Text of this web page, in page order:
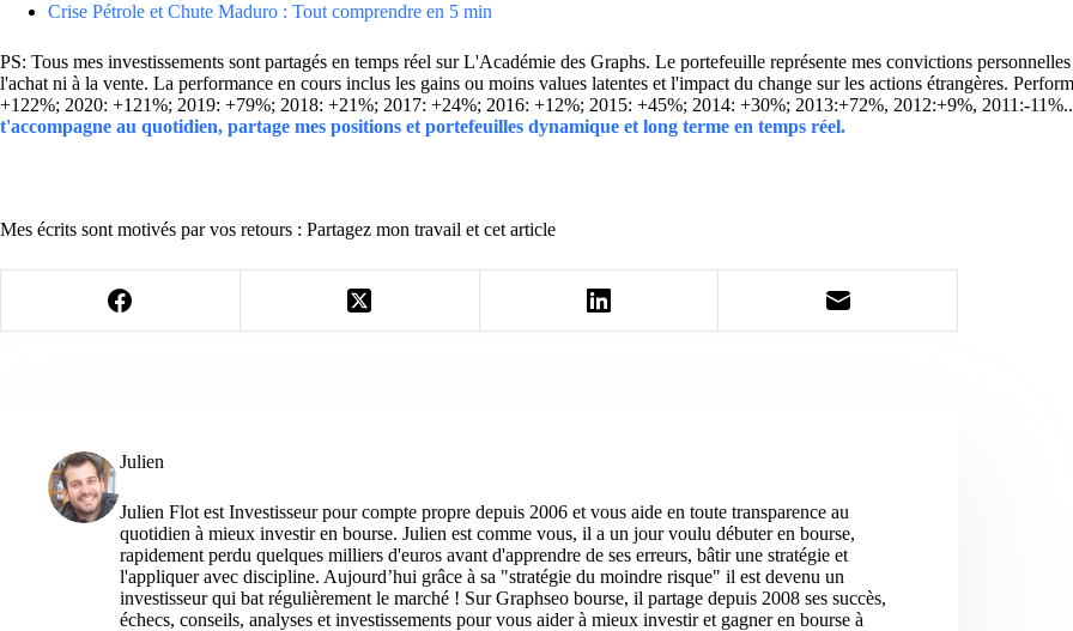
Crise Pétrole et Chute Maduro : Tout comprendre en 5 min
PS: Tous mes investissements sont partagés en temps réel sur L'Académie des Graphs. Le portefeuille représente mes convictions
l'achat ni à la vente. La performance en cours inclus les gains ou moins values latentes et l'impact du change sur les actions étrangères.
+122%; 2020: +121%; 2019: +79%; 2018: +21%; 2017: +24%; 2016: +12%; 2015: +45%; 2014: +30%; 2013:+72%, 2012:+9%, 2011:-
t'accompagne au quotidien, partage mes positions et portefeuilles dynamique et long terme en temps réel.
Mes écrits sont motivés par vos retours : Partagez mon travail et cet article
Julien
Julien Flot est Investisseur pour compte propre depuis 2006 et vous aide en toute transparence au
quotidien à mieux investir en bourse. Julien est comme vous, il a un jour voulu débuter en bourse,
rapidement perdu quelques milliers d'euros avant d'apprendre de ses erreurs, bâtir une stratégie et
l'appliquer avec discipline. Aujourd’hui grâce à sa "stratégie du moindre risque" il est devenu un
investisseur qui bat régulièrement le marché ! Sur Graphseo bourse, il partage depuis 2008 ses succès,
échecs, conseils, analyses et investissements pour vous aider à mieux investir et gagner en bourse à